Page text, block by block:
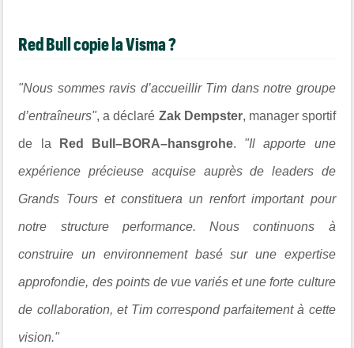
Red Bull copie la Visma ?
"Nous sommes ravis d’accueillir Tim dans notre groupe
d’entraîneurs", a déclaré Zak Dempster, manager sportif
de la Red Bull–BORA–hansgrohe. "Il apporte une
expérience précieuse acquise auprès de leaders de
Grands Tours et constituera un renfort important pour
notre structure performance. Nous continuons à
construire un environnement basé sur une expertise
approfondie, des points de vue variés et une forte culture
de collaboration, et Tim correspond parfaitement à cette
vision."